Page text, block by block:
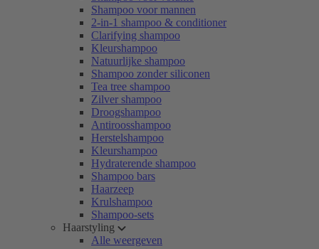
Shampoo voor mannen
2-in-1 shampoo & conditioner
Clarifying shampoo
Kleurshampoo
Natuurlijke shampoo
Shampoo zonder siliconen
Tea tree shampoo
Zilver shampoo
Droogshampoo
Antiroosshampoo
Herstelshampoo
Kleurshampoo
Hydraterende shampoo
Shampoo bars
Haarzeep
Krulshampoo
Shampoo-sets
Haarstyling
Alle weergeven